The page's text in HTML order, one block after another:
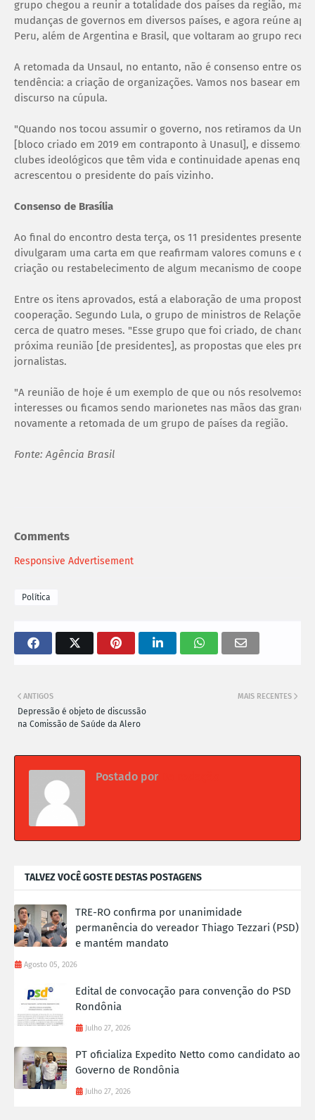
grupo chegou a reunir a totalidade dos países da região,
mudanças de governos em diversos países, e agora reúne
Peru, além de Argentina e Brasil, que voltaram ao grupo
A retomada da Unsaul, no entanto, não é consenso entre os
tendência: a criação de organizações. Vamos nos basear em
discurso na cúpula.
"Quando nos tocou assumir o governo, nos retiramos da
[bloco criado em 2019 em contraponto à Unasul], e dissemos
clubes ideológicos que têm vida e continuidade apenas
acrescentou o presidente do país vizinho.
Consenso de Brasília
Ao final do encontro desta terça, os 11 presidentes
divulgaram uma carta em que reafirmam valores comuns e
criação ou restabelecimento de algum mecanismo de
Entre os itens aprovados, está a elaboração de uma
cooperação. Segundo Lula, o grupo de ministros de Relações
cerca de quatro meses. "Esse grupo que foi criado, de
próxima reunião [de presidentes], as propostas que eles
jornalistas.
"A reunião de hoje é um exemplo de que ou nós resolvemos
interesses ou ficamos sendo marionetes nas mãos das
novamente a retomada de um grupo de países da região.
Fonte: Agência Brasil
Comments
Responsive Advertisement
Política
MAIS RECENTES
ANTIGOS
Depressão é objeto de discussão
na Comissão de Saúde da Alero
Postado por
TALVEZ VOCÊ GOSTE DESTAS POSTAGENS
TRE-RO confirma por unanimidade
permanência do vereador Thiago Tezzari (PSD)
e mantém mandato
Agosto 05, 2026
Edital de convocação para convenção do PSD
Rondônia
Julho 27, 2026
PT oficializa Expedito Netto como candidato ao
Governo de Rondônia
Julho 27, 2026